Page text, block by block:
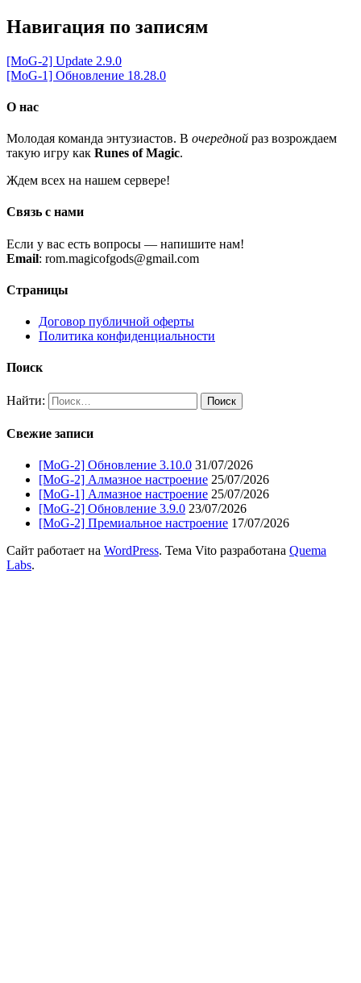
Навигация по записям
[MoG-2] Update 2.9.0
[MoG-1] Обновление 18.28.0
О нас
Молодая команда энтузиастов. В очередной раз возрождаем
такую игру как Runes of Magic.
Ждем всех на нашем сервере!
Связь с нами
Если у вас есть вопросы — напишите нам!
Email: rom.magicofgods@gmail.com
Страницы
Договор публичной оферты
Политика конфиденциальности
Поиск
Найти:
Свежие записи
[MoG-2] Обновление 3.10.0 31/07/2026
[MoG-2] Алмазное настроение 25/07/2026
[MoG-1] Алмазное настроение 25/07/2026
[MoG-2] Обновление 3.9.0 23/07/2026
[MoG-2] Премиальное настроение 17/07/2026
Сайт работает на WordPress. Тема Vito разработана Quema
Labs.